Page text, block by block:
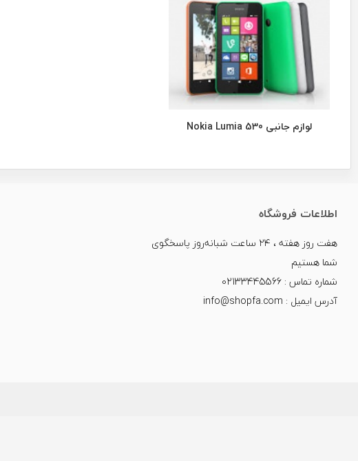
لوازم جانبی Nokia Lumia 530
اطلاعات فروشگاه
هفت روز هفته ، ۲۴ ساعت شبانه‌روز پاسخگوی
شما هستیم
شماره تماس : 02133445566
آدرس ایمیل : info@shopfa.com